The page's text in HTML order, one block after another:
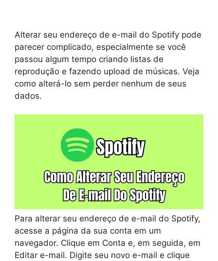
Alterar seu endereço de e-mail do Spotify pode
parecer complicado, especialmente se você
passou algum tempo criando listas de
reprodução e fazendo upload de músicas. Veja
como alterá-lo sem perder nenhum de seus
dados.
Para alterar seu endereço de e-mail do Spotify,
acesse a página da sua conta em um
navegador. Clique em Conta e, em seguida, em
Editar e-mail. Digite seu novo e-mail e clique